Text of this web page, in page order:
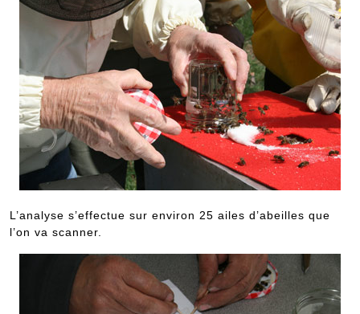
L’analyse s’effectue sur environ 25 ailes d’abeilles que
l’on va scanner.